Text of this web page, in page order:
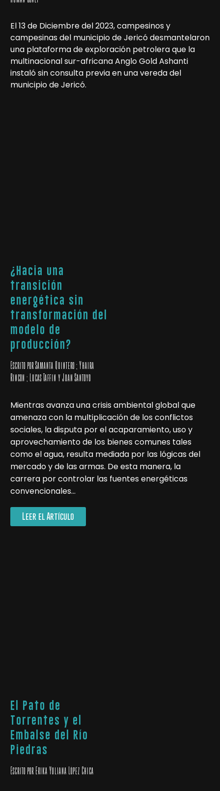
El 13 de Diciembre del 2023, campesinos y
campesinas del municipio de Jericó desmantelaron
una plataforma de exploración petrolera que la
multinacional sur-africana Anglo Gold Ashanti
instaló sin consulta previa en una vereda del
municipio de Jericó.
¿Hacia una
transición
energética sin
transformación del
modelo de
producción?
Escrito por Samanta Quintero ; Yhaira
Rincon ; Lucas Taffin y Juan Santoyo
Mientras avanza una crisis ambiental global que
amenaza con la multiplicación de los conflictos
sociales, la disputa por el acaparamiento, uso y
aprovechamiento de los bienes comunes tales
como el agua, resulta mediada por las lógicas del
mercado y de las armas. De esta manera, la
carrera por controlar las fuentes energéticas
convencionales…
Leer el Artículo
El Pato de
Torrentes y el
Embalse del Río
Piedras
Escrito por Erika Yuliana López Chica